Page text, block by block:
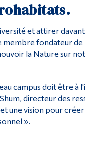
et attirer
membre fondateur de
la Nature sur
campus doit être à
directeur des
une vision pour créer
».